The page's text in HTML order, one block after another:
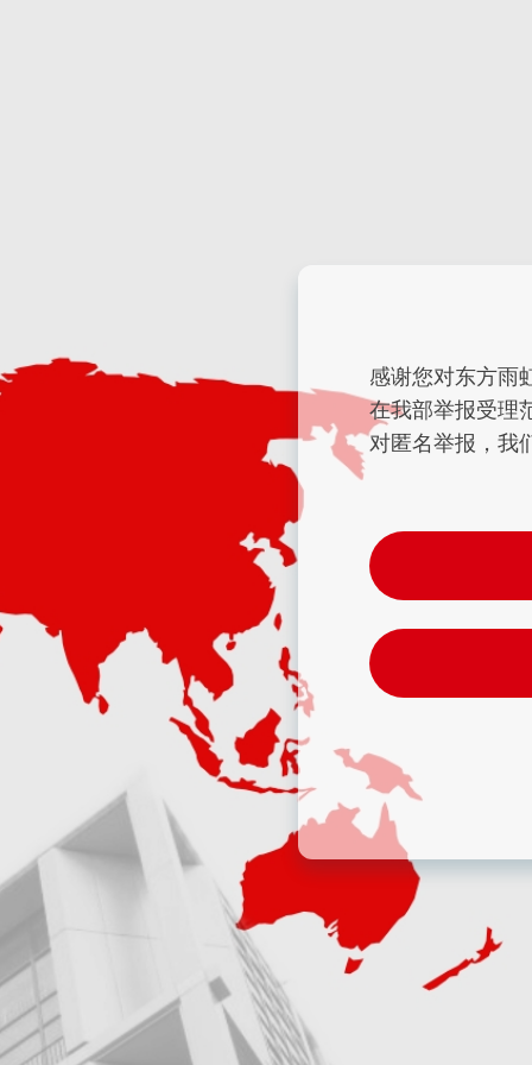
感谢您对东方雨
在我部举报受理
对匿名举报，我